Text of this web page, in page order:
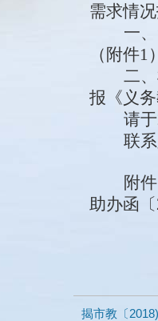
需求情况
一、
（附件1
二、
报《义
请于
联
附件
助办函
揭市教〔